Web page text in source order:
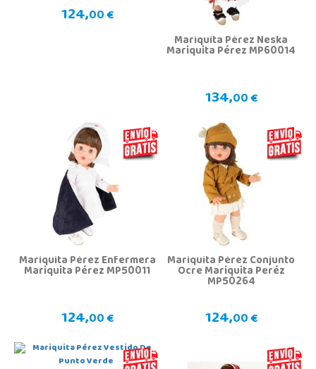
124,00 €
Mariquita Pérez Neska
Mariquita Pérez MP60014
134,00 €
Mariquita Pérez Enfermera
Mariquita Pérez MP50011
124,00 €
Mariquita Pérez Conjunto
Ocre Mariquita Peréz
MP50264
124,00 €